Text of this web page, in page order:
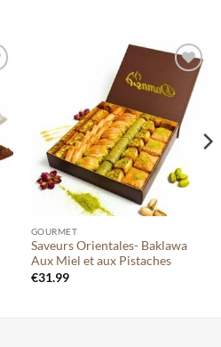
Ajouter
à votre
liste
GOURMET
Saveurs Orientales- Baklawa
Aux Miel et aux Pistaches
€31.99